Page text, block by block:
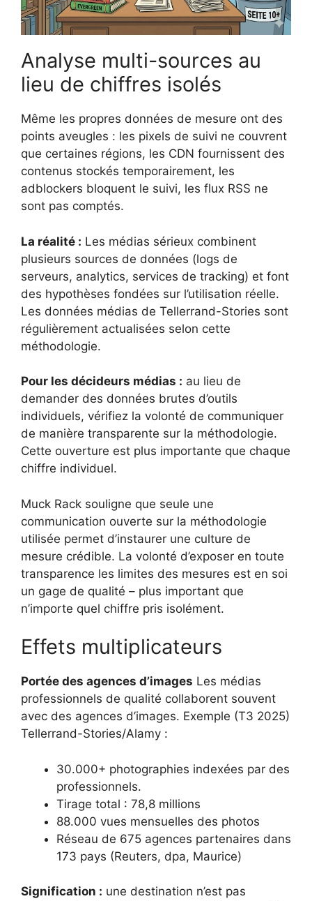
Analyse multi-sources au
lieu de chiffres isolés
Même les propres données de mesure ont des
points aveugles : les pixels de suivi ne couvrent
que certaines régions, les CDN fournissent des
contenus stockés temporairement, les
adblockers bloquent le suivi, les flux RSS ne
sont pas comptés.
La réalité : Les médias sérieux combinent
plusieurs sources de données (logs de
serveurs, analytics, services de tracking) et font
des hypothèses fondées sur l’utilisation réelle.
Les données médias de Tellerrand-Stories sont
régulièrement actualisées selon cette
méthodologie.
Pour les décideurs médias : au lieu de
demander des données brutes d’outils
individuels, vérifiez la volonté de communiquer
de manière transparente sur la méthodologie.
Cette ouverture est plus importante que chaque
chiffre individuel.
Muck Rack souligne que seule une
communication ouverte sur la méthodologie
utilisée permet d’instaurer une culture de
mesure crédible. La volonté d’exposer en toute
transparence les limites des mesures est en soi
un gage de qualité – plus important que
n’importe quel chiffre pris isolément.
Effets multiplicateurs
Portée des agences d’images Les médias
professionnels de qualité collaborent souvent
avec des agences d’images. Exemple (T3 2025)
Tellerrand-Stories/Alamy :
30.000+ photographies indexées par des
professionnels.
Tirage total : 78,8 millions
88.000 vues mensuelles des photos
Réseau de 675 agences partenaires dans
173 pays (Reuters, dpa, Maurice)
Signification : une destination n’est pas